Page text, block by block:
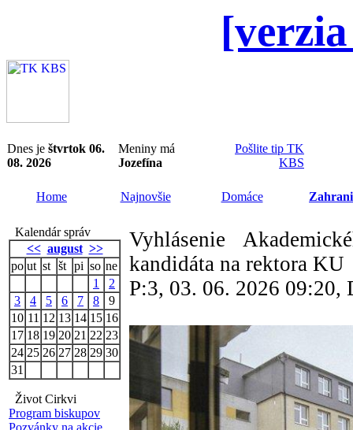
Dnes je štvrtok 06.
08. 2026
Meniny má
Jozefína
Pošlite tip TK
KBS
Home Najnovšie Domáce
Kalendár správ
<< august >>
po ut st št pi so ne
1
2
3
4 5 6 7 8
9
10 11 12 13 14 15 16
17 18 19 20 21 22 23
24 25 26 27 28 29 30
31
Život Cirkvi
Program biskupov
Pozvánky na akcie
Vyhlásenie
kandidáta na rektora KU
P:3, 03. 06. 2026 09:20,